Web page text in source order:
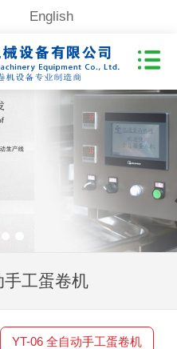
English
工蛋卷机
YT-06 全自动手工蛋卷机